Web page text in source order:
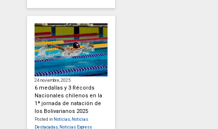
24 noviembre, 2025
6 medallas y 3 Récords
Nacionales chilenos en la
1ª jornada de natación de
los Bolivarianos 2025
Posted in Noticias, Noticias
Destacadas, Noticias Express